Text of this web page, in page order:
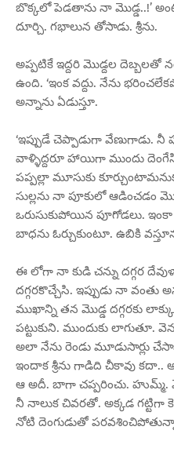
బొక్కలో పెడతాను నా మొడ్డ..!’
దూర్చి. గభాలున తోసాడు. శ్రీను.
అప్పటికే ఇద్దరి మొడ్దల
ఉంది. ‘ఇంక వద్దు. నేను
అన్నాను ఏడుస్తూ.
‘ఇప్పుడే చెప్పాడుగా వేణుగాడు.
వాళ్ళిద్దరూ హాయిగా ముందు
పప్పల్లా మూసుకు
సుల్లను నా పూకులో ఆడించడం
ఒరుసుకుపోయిన పూగోడలు.
బాధను ఓర్చుకుంటూ. ఉబికి
ఈ లోగా నా కుడి చన్ను దగ్గర
దగ్గరకొచ్చేసి. ఇప్పుడు నా వంతు
ముఖాన్ని తన మొడ్డ దగ్గరకు
పట్టుకుని. ముందుకు లాగుతూ.
అలా నేను రెండు మూడుసార్లు
ఇందాక శ్రీను గాడిది చీకావు కదా..
ఆ అదీ. బాగా చప్పరించు.
నీ నాలుక చివరతో. అక్కడ గట్టిగా
నోటి దెంగుడుతో